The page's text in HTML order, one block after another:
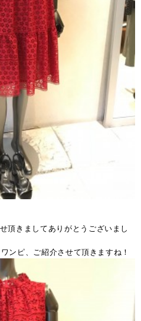
頂きましてありがとうございまし
ンピ、ご紹介させて頂きますね！